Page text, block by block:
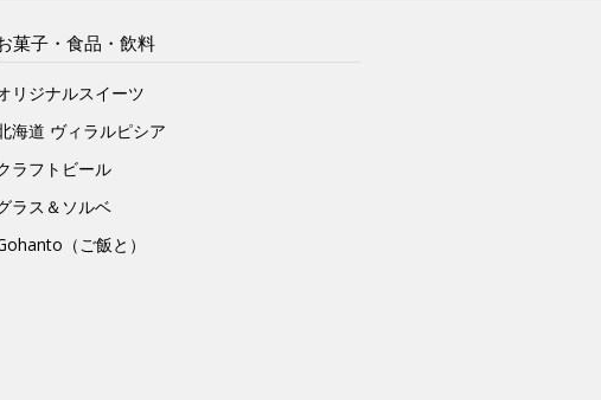
菓子・食品・飲料
リジナルスイーツ
海道 ヴィラルピシア
ラフトビール
ラス＆ソルベ
（ご飯と）